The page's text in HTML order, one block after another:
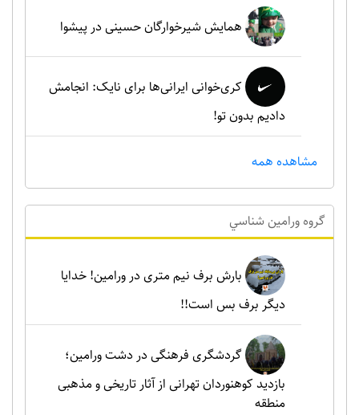
همایش شیرخوارگان حسینی در پیشوا
کری‌خوانی ایرانی‌ها برای نایک: انجامش
دادیم بدون تو!
مشاهده همه
گروه ورامين شناسي
بارش برف نیم متری در ورامین! خدایا
دیگر برف بس است!!
گردشگری فرهنگی در دشت ورامین؛
بازدید کوهنوردان تهرانی از آثار تاریخی و مذهبی
منطقه